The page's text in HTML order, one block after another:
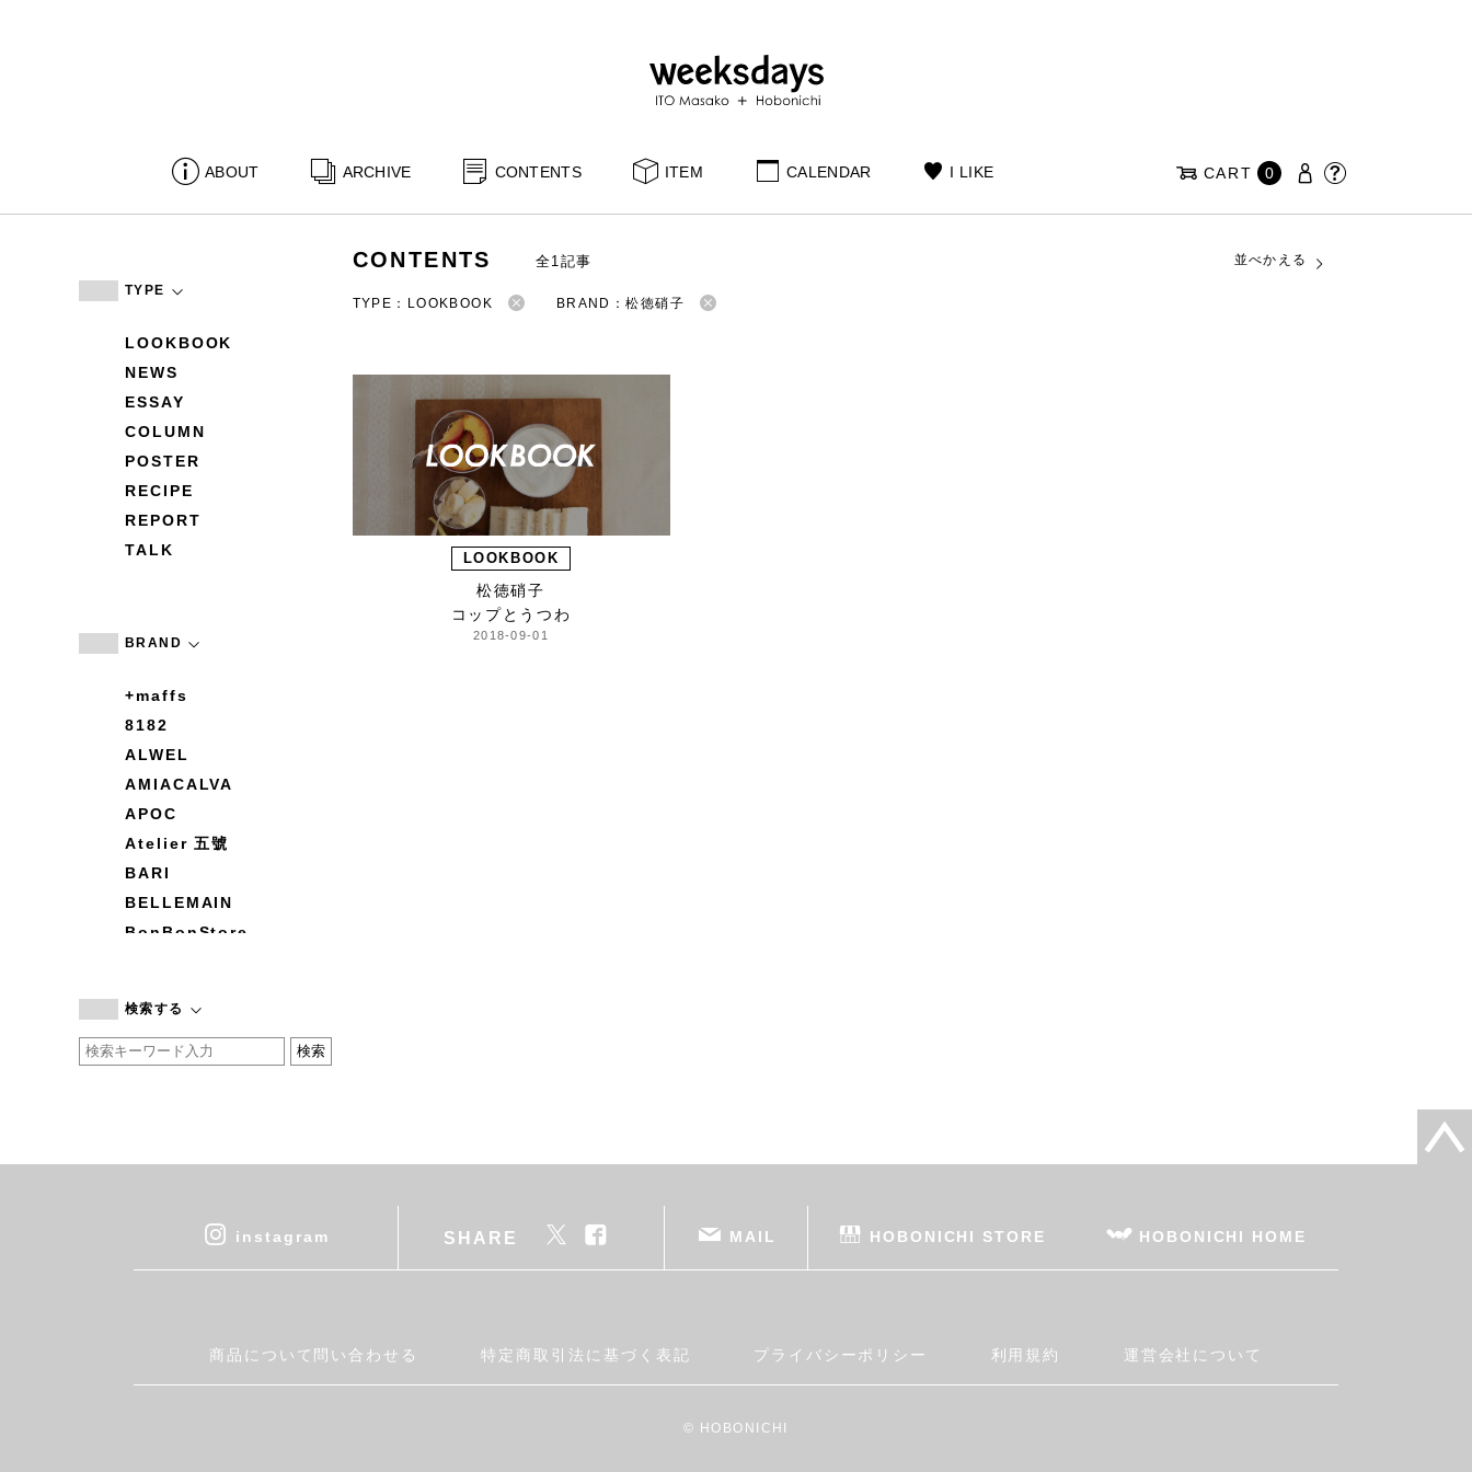
ABOUT ARCHIVE CONTENTS ITEM CALENDAR I LIKE CART 0
TYPE
LOOKBOOK
NEWS
ESSAY
COLUMN
POSTER
RECIPE
REPORT
TALK
BRAND
+maffs
8182
ALWEL
AMIACALVA
APOC
Atelier 五號
BARI
BELLEMAIN
BonBonStore
by basics
CATWORTH
cohan
DEAN & DELUCA
Fatima Morocco
検索する
CONTENTS 全1記事 並べかえる
TYPE：LOOKBOOK BRAND：松徳硝子
LOOKBOOK
松徳硝子
コップとうつわ
2018-09-01
instagram SHARE MAIL HOBONICHI STORE HOBONICHI HOME
商品について問い合わせる 特定商取引法に基づく表記 プライバシーポリシー 利用規約 運営会社について
© HOBONICHI